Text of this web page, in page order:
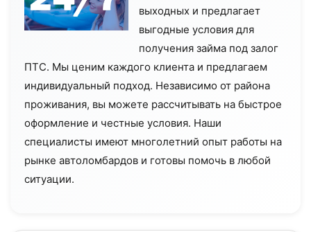
выходных и предлагает
выгодные условия для
получения займа под залог
ПТС. Мы ценим каждого клиента и предлагаем
индивидуальный подход. Независимо от района
проживания, вы можете рассчитывать на быстрое
оформление и честные условия. Наши
специалисты имеют многолетний опыт работы на
рынке автоломбардов и готовы помочь в любой
ситуации.